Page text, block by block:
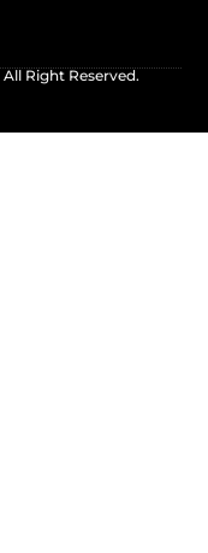
All Right Reserved.